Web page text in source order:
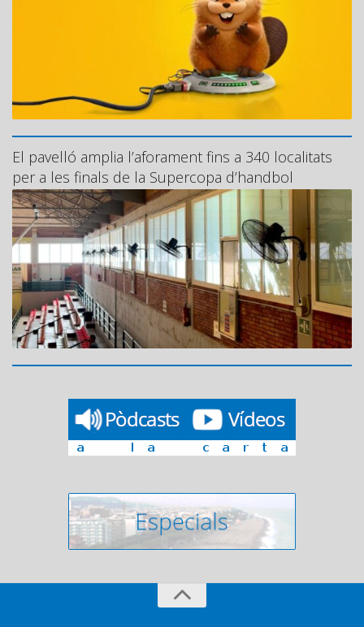
El pavelló amplia l’aforament fins a 340 localitats
per a les finals de la Supercopa d’handbol